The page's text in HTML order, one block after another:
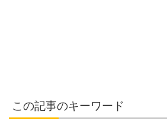
この記事のキーワード